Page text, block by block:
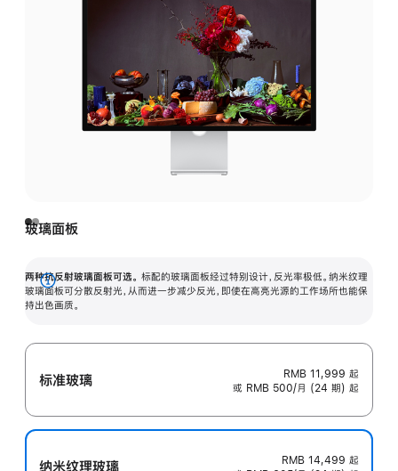
玻璃面板
两种抗反射玻璃面板可选。 标配的玻璃面板经过特别设计，反光率极低。纳米纹理
玻璃面板可分散反射光，从而进一步减少反光，即使在高亮光源的工作场所也能保
持出色画质。
展
开
标准玻璃 RMB 11,999 起
或 RMB 500/月 (24 期) 起
纳米纹理玻璃 RMB 14,499 起